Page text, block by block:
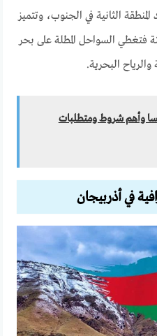
المنطقة الثانية في الجنوب، وتتميز
فتغطي السواحل المطلة على بحر
البحرية.
وأهم شروط ومتطلبات
في أذربيجان